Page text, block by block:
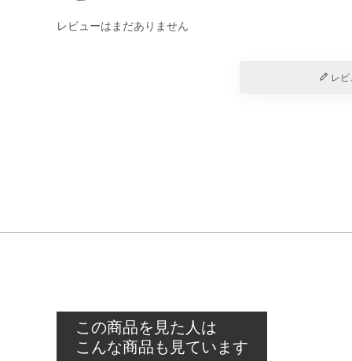
レビューはまだありません
レ
この商品を見た人は
こんな商品も見ています